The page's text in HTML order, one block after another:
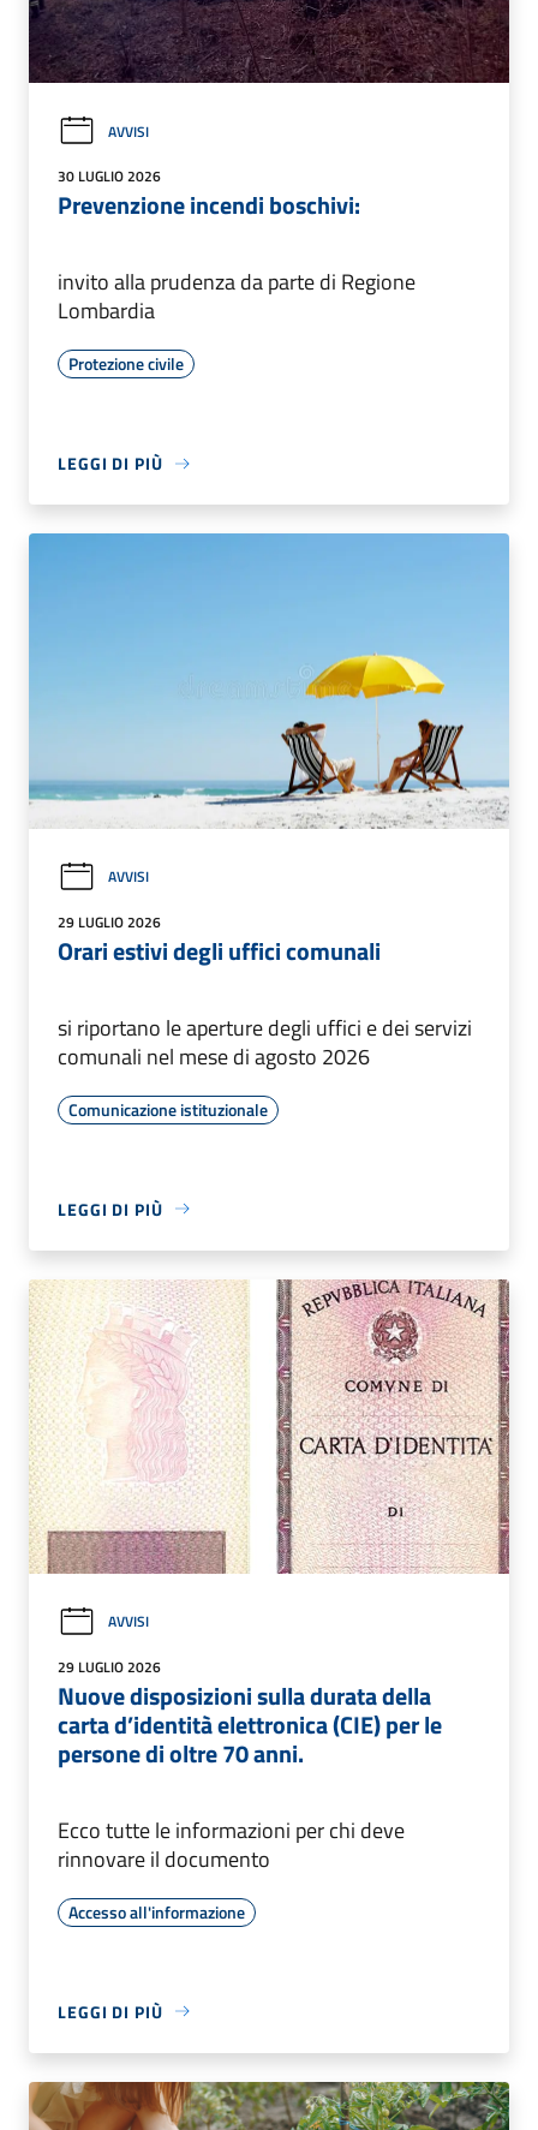
AVVISI
30 LUGLIO 2026
Prevenzione incendi boschivi:
invito alla prudenza da parte di Regione
Lombardia
Protezione civile
LEGGI DI PIÙ
AVVISI
29 LUGLIO 2026
Orari estivi degli uffici comunali
si riportano le aperture degli uffici e dei servizi
comunali nel mese di agosto 2026
Comunicazione istituzionale
LEGGI DI PIÙ
AVVISI
29 LUGLIO 2026
Nuove disposizioni sulla durata della
carta d’identità elettronica (CIE) per le
persone di oltre 70 anni.
Ecco tutte le informazioni per chi deve
rinnovare il documento
Accesso all'informazione
LEGGI DI PIÙ